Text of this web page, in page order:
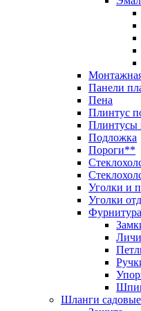
Панели
Пена
Плинтус
Плинтусы
Подложка
Пороги**
Уголки и
Уголки
Шланги садовые